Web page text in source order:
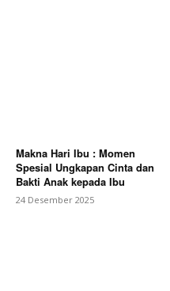
Makna Hari Ibu : Momen
Spesial Ungkapan Cinta dan
Bakti Anak kepada Ibu
24 Desember 2025